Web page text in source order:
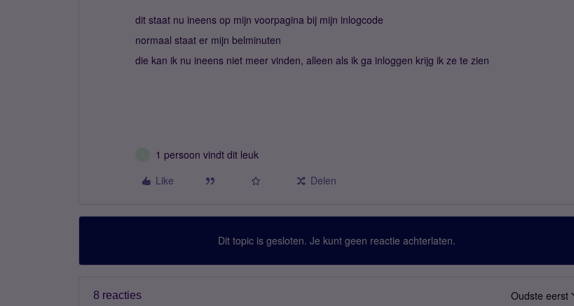
dit staat nu ineens op mijn voorpagina bij mijn inlogcode
normaal staat er mijn belminuten
die kan ik nu ineens niet meer vinden, alleen als ik ga inloggen krijg ik ze te zien
1 persoon vindt dit leuk
Like
Delen
Dit topic is gesloten. Je kunt geen reactie achterlaten.
8 reacties Oudste eerst